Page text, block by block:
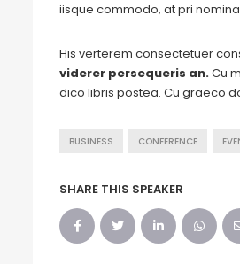
iisque commodo, at pri
His verterem consectetuer
viderer persequeris an.Cu
dico libris postea. Cu graeco
BUSINESS CONFERENCE
SHARE THIS SPEAKER